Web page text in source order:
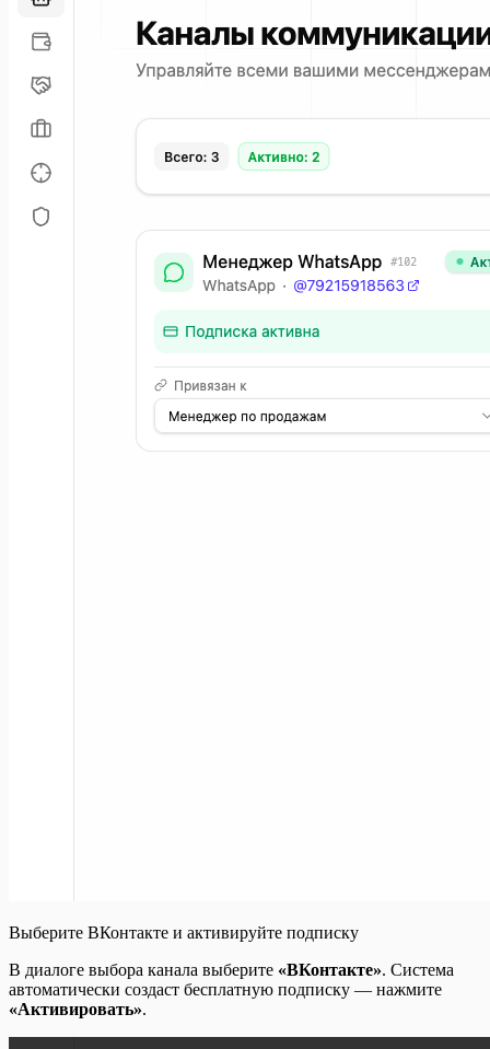
Выберите ВКонтакте и активируйте подписку
В диалоге выбора канала выберите «ВКонтакте». Система
автоматически создаст бесплатную подписку — нажмите
«Активировать».